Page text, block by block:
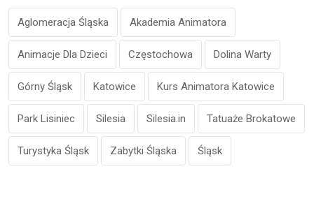
Aglomeracja Śląska Akademia Animatora
Animacje Dla Dzieci Częstochowa Dolina Warty
Górny Śląsk Katowice Kurs Animatora Katowice
Park Lisiniec Silesia Silesia.in Tatuaże Brokatowe
Turystyka Śląsk Zabytki Śląska Śląsk